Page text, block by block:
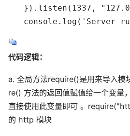
}).listen(1337,
console.log('Server
代码逻辑：
a. 全局方法require()是用来导入模
re() 方法的返回值赋值给一个变量
直接使用此变量即可 。
的 http 模块